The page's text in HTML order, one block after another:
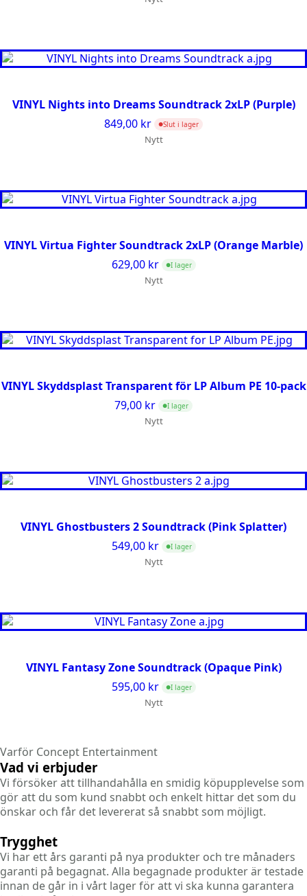
VINYL Nights into Dreams Soundtrack 2xLP (Purple)
849,00 kr ●Slut i lager
Nytt
VINYL Virtua Fighter Soundtrack 2xLP (Orange Marble)
629,00 kr ●I lager
Nytt
VINYL Skyddsplast Transparent för LP Album PE 10-pack
79,00 kr ●I lager
Nytt
VINYL Ghostbusters 2 Soundtrack (Pink Splatter)
549,00 kr ●I lager
Nytt
VINYL Fantasy Zone Soundtrack (Opaque Pink)
595,00 kr ●I lager
Nytt
Varför Concept Entertainment
Vad vi erbjuder
Vi försöker att tillhandahålla en smidig köpupplevelse som
gör att du som kund snabbt och enkelt hittar det som du
önskar och får det levererat så snabbt som möjligt.
Trygghet
Vi har ett års garanti på nya produkter och tre månaders
garanti på begagnat. Alla begagnade produkter är testade
innan de går in i vårt lager för att vi ska kunna garantera